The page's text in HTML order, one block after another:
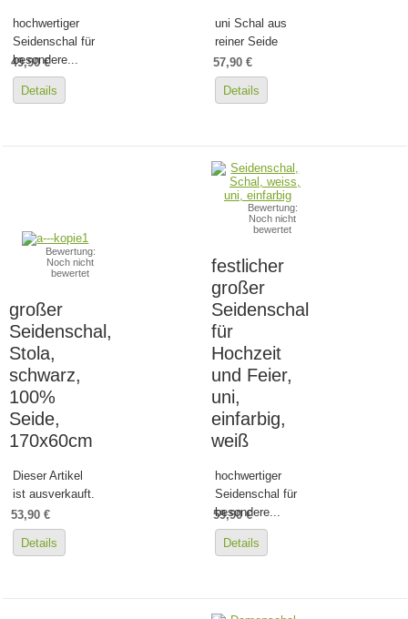
hochwertiger
Seidenschal für
besondere...
49,90 €
Details
uni Schal aus
reiner Seide
57,90 €
Details
Bewertung:
Noch nicht
bewertet
großer
Seidenschal,
Stola,
schwarz,
100%
Seide,
170x60cm
Dieser Artikel
ist ausverkauft.
53,90 €
Details
Bewertung:
Noch nicht
bewertet
festlicher
großer
Seidenschal
für
Hochzeit
und Feier,
uni,
einfarbig,
weiß
hochwertiger
Seidenschal für
besondere...
59,90 €
Details